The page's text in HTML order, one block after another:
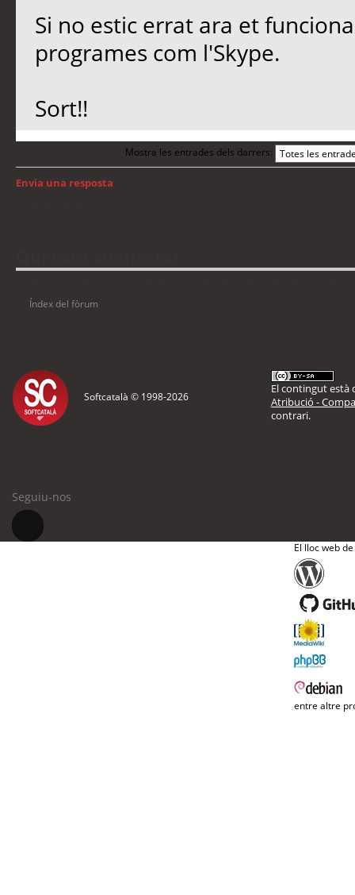
Si no estic errat ara et
programes com l'Skype.
Sort!!
Mostra les entrades dels darrers:
Envia una resposta
Índex del fòrum
Softcatalà © 1998-2026
El contingut està
Atribució -
contrari.
Seguiu-nos
El lloc web
entre altre